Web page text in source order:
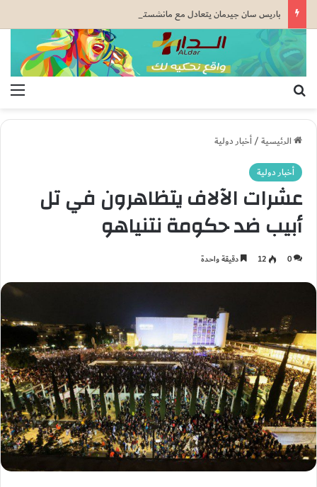
باريس سان جيرمان يتعادل مع مانشستر يونايتد قبل كأس السوبر الأوروبي
الرئيسية/أخبار دولية
أخبار دولية
عشرات الآلاف يتظاهرون في تل
أبيب ضد حكومة نتنياهو
0
12 دقيقة واحدة